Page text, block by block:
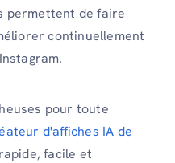
permettent de faire
continuellement
pour toute
d'affiches IA de
facile et